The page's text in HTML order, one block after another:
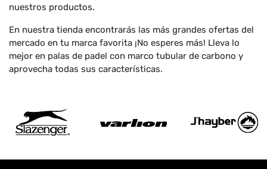
nuestros productos.
En nuestra tienda encontrarás las más grandes ofertas del
mercado en tu marca favorita ¡No esperes más! Lleva lo
mejor en palas de padel con marco tubular de carbono y
aprovecha todas sus características.